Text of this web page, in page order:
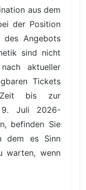
aus dem
der Position
des Angebots
sind nicht
aktueller
Tickets
Zeit bis zur
9. Juli 2026-
befinden Sie
dem es Sinn
warten, wenn